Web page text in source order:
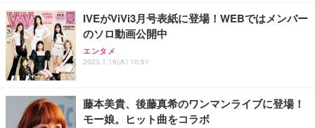
務用 おしゃれ パソコンチェア (ホワイト)
ANDWINT オフィスチェア デスクチェア 肘なし メ
ッシュ 通気性 ランバーサポート付き 腰サポート ガ
ス圧無段階昇降 360度回転 キャスター付き コンパク
【MiniLED/24.5inch/280Hz/FHD】GRAPHT THE S
HOOTER Gaming Monitor 24” Essential ゲーミン
グモニター QD 24.5インチ 1ms FHD 量子ドット 残
アイリスオーヤマ ペットシーツ 超厚型 お徳用 レギ
ュラー 200枚入【Amazon.co.jp限定】
IVEがViVi3月号表紙に登場！WEBではメンバー
のソロ動画公開中
エンタメ
2023.1.19(木) 10:51
藤本美貴、後藤真希のワンマンライブに登場！
モー娘。ヒット曲をコラボ